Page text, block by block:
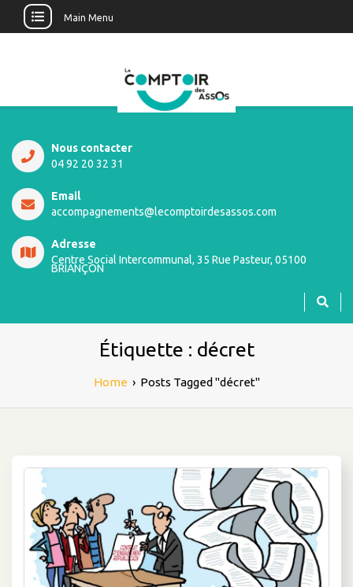
Main Menu
Nous contacter
04 92 20 32 31
Email
accompagnements@lecomptoirdesassos.com
Adresse
Centre Social Intercommunal, 35 Rue Pasteur, 05100
BRIANÇON
Étiquette : décret
Home › Posts Tagged "décret"